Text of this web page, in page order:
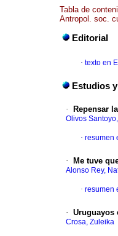
Tabla de
Antropol. soc.
Editorial
· texto en
Estudios
· Repensar
Olivos
· resumen
· Me tuve
Alonso Rey,
· resumen
· Uruguayos
Crosa, Zuleika